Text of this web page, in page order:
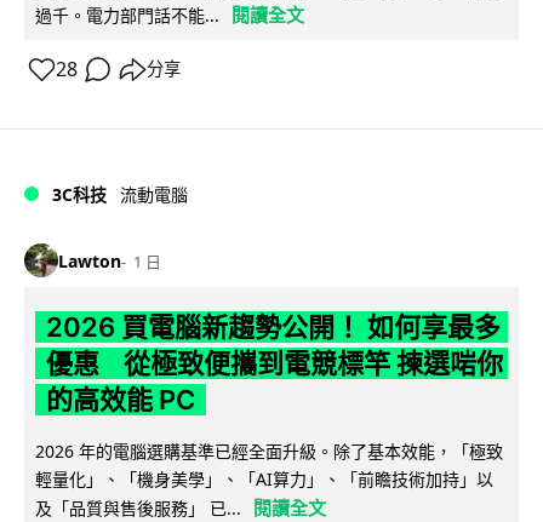
過千。電力部門話不能...
閱讀全文
28 分享
3C科技 流動電腦
Lawton 1 日
2026 買電腦新趨勢公開！ 如何享最多
優惠 從極致便攜到電競標竿 揀選啱你
的高效能 PC
2026 年的電腦選購基準已經全面升級。除了基本效能，「極致
輕量化」、「機身美學」、「AI算力」、「前瞻技術加持」以
及「品質與售後服務」 已...
閱讀全文